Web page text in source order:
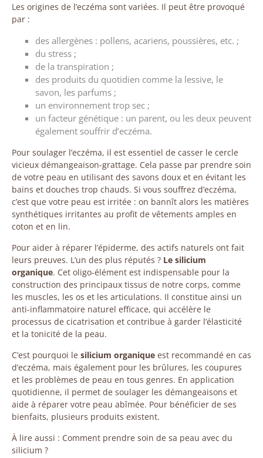
Les origines de l’eczéma sont variées. Il peut être provoqué
par :
des allergènes : pollens, acariens, poussières, etc. ;
du stress ;
de la transpiration ;
des produits du quotidien comme la lessive, le
savon, les parfums ;
un environnement trop sec ;
un facteur génétique : un parent, ou les deux peuvent
également souffrir d’eczéma.
Pour soulager l’eczéma, il est essentiel de casser le cercle
vicieux démangeaison-grattage. Cela passe par prendre soin
de votre peau en utilisant des savons doux et en évitant les
bains et douches trop chauds. Si vous souffrez d’eczéma,
c’est que votre peau est irritée : on bannît alors les matières
synthétiques irritantes au profit de vêtements amples en
coton et en lin.
Pour aider à réparer l’épiderme, des actifs naturels ont fait
leurs preuves. L’un des plus réputés ? Le silicium
organique. Cet oligo-élément est indispensable pour la
construction des principaux tissus de notre corps, comme
les muscles, les os et les articulations. Il constitue ainsi un
anti-inflammatoire naturel efficace, qui accélère le
processus de cicatrisation et contribue à garder l’élasticité
et la tonicité de la peau.
C’est pourquoi le silicium organique est recommandé en cas
d’eczéma, mais également pour les brûlures, les coupures
et les problèmes de peau en tous genres. En application
quotidienne, il permet de soulager les démangeaisons et
aide à réparer votre peau abîmée. Pour bénéficier de ses
bienfaits, plusieurs produits existent.
À lire aussi : Comment prendre soin de sa peau avec du
silicium ?